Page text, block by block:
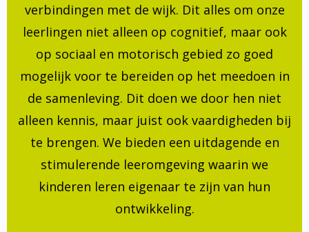
verbindingen met de wijk. Dit alles om onze
leerlingen niet alleen op cognitief, maar ook
op sociaal en motorisch gebied zo goed
mogelijk voor te bereiden op het meedoen in
de samenleving. Dit doen we door hen niet
alleen kennis, maar juist ook vaardigheden bij
te brengen. We bieden een uitdagende en
stimulerende leeromgeving waarin we
kinderen leren eigenaar te zijn van hun
ontwikkeling.